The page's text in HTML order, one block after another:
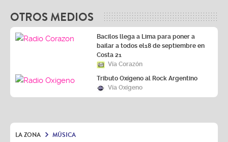
OTROS MEDIOS
Bacilos llega a Lima para poner a
bailar a todos el18 de septiembre en
Costa 21
Vía Corazón
Tributo Oxígeno al Rock Argentino
Vía Oxígeno
LA ZONA MÚSICA